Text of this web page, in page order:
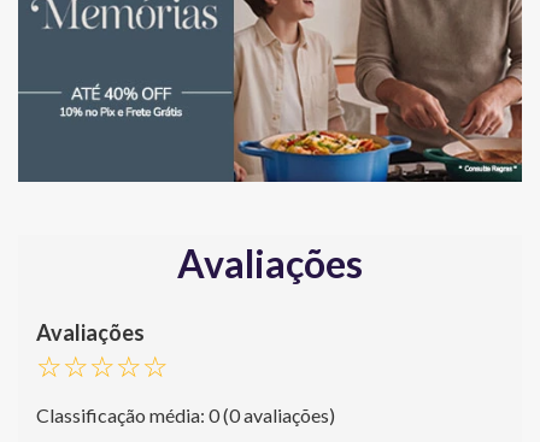
Avaliações
☆☆☆☆☆
Classificação média: 0(0 avaliações)